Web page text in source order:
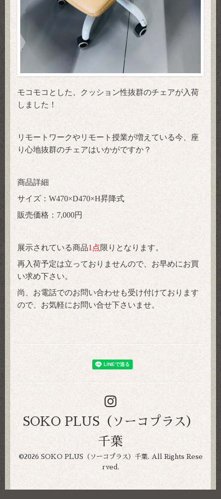
モコモコとした、クッション性抜群のチェアが入荷
しました！
リモートワークやリモート授業が増えている今、座
り心地抜群のチェアはいかがですか？
商品詳細
サイズ：W470×D470×H昇降式
販売価格：7,000円
展示されている商品1点限りとなります。
再入荷予定は立っておりませんので、お早めにお買
い求め下さい。
尚、お電話でのお問い合わせも受け付けております
ので、お気軽にお問い合せ下さいませ。
SOKO PLUS（ソーコプラス）
千葉
©2026 SOKO PLUS（ソーコプラス）千葉. All Rights Rese
rved.